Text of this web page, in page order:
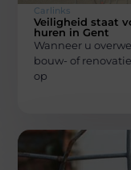
Carlinks
Veiligheid staat
huren in Gent
Wanneer u
bouw- of
op